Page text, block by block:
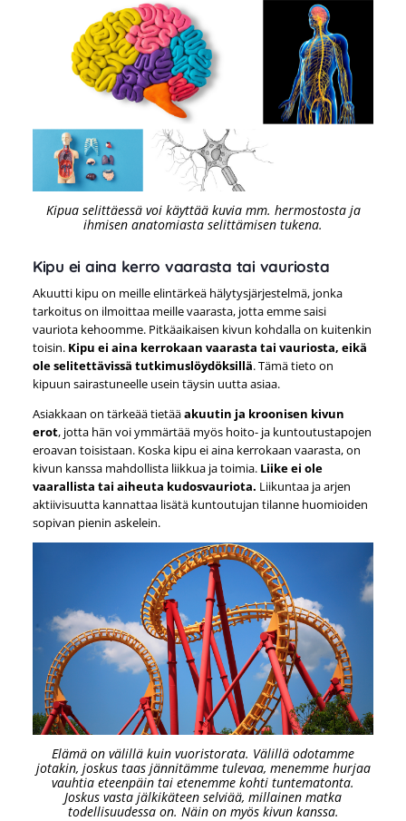
Kipua selittäessä voi käyttää kuvia mm. hermostosta ja
ihmisen anatomiasta selittämisen tukena.
Kipu ei aina kerro vaarasta tai vauriosta
Akuutti kipu on meille elintärkeä hälytysjärjestelmä, jonka
tarkoitus on ilmoittaa meille vaarasta, jotta emme saisi
vauriota kehoomme. Pitkäaikaisen kivun kohdalla on kuitenkin
toisin. Kipu ei aina kerrokaan vaarasta tai vauriosta, eikä
ole selitettävissä tutkimuslöydöksillä. Tämä tieto on
kipuun sairastuneelle usein täysin uutta asiaa.
Asiakkaan on tärkeää tietääakuutin ja kroonisen kivun
erot, jotta hän voi ymmärtää myös hoito- ja kuntoutustapojen
eroavan toisistaan. Koska kipu ei aina kerrokaan vaarasta, on
kivun kanssa mahdollista liikkua ja toimia. Liike ei ole
vaarallista tai aiheuta kudosvauriota. Liikuntaa ja arjen
aktiivisuutta kannattaa lisätä kuntoutujan tilanne huomioiden
sopivan pienin askelein.
Elämä on välillä kuin vuoristorata. Välillä odotamme
jotakin, joskus taas jännitämme tulevaa, menemme hurjaa
vauhtia eteenpäin tai etenemme kohti tuntematonta.
Joskus vasta jälkikäteen selviää, millainen matka
todellisuudessa on. Näin on myös kivun kanssa.